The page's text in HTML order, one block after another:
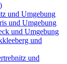
und Umgebung
und Umgebung
und Umgebung
und
und